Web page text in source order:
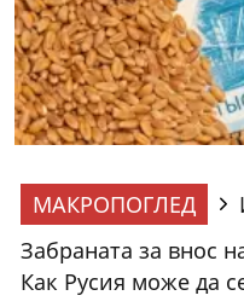
МАКРОПОГЛЕД
Забраната за внос
Как Русия може да